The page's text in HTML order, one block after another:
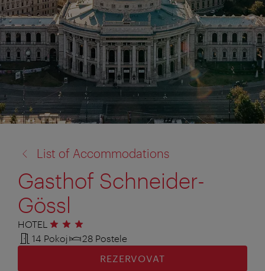
na:
List of Accommodations
Gasthof Schneider-
Gössl
HOTEL 3 hvězdičky
14 Pokoj
28 Postele
REZERVOVAT